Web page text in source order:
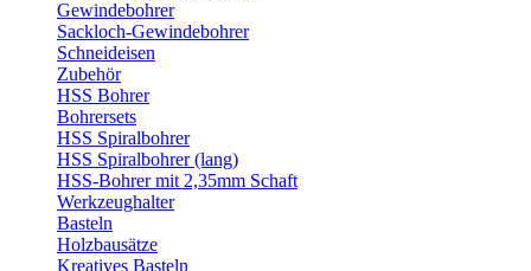
Gewindebohrer
Sackloch-Gewindebohrer
Schneideisen
Zubehör
HSS Bohrer
Bohrersets
HSS Spiralbohrer
HSS Spiralbohrer (lang)
HSS-Bohrer mit 2,35mm Schaft
Werkzeughalter
Basteln
Holzbausätze
Kreatives Basteln